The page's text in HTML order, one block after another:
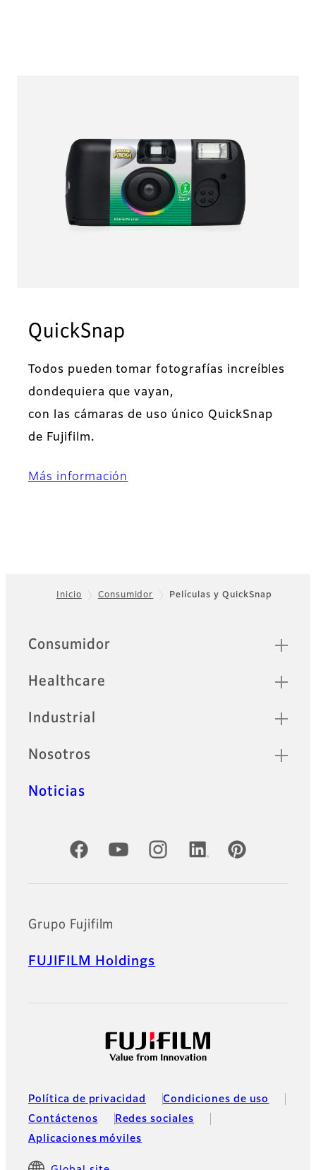
QuickSnap
Todos pueden tomar fotografías increíbles
dondequiera que vayan,
con las cámaras de uso único QuickSnap
de Fujifilm.
Más información
Inicio Consumidor Películas y QuickSnap
Sitemap
Consumidor
Healthcare
Industrial
Nosotros
Noticias
Cuentas oficiales de redes sociales
Grupo Fujifilm
FUJIFILM Holdings
Política de privacidad
Condiciones de uso
Contáctenos
Redes sociales
Aplicaciones móviles